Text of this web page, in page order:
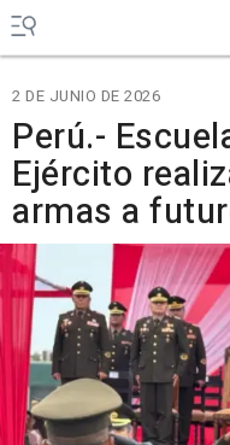
2 DE JUNIO DE 2026
Perú.-
Ejército
armas a